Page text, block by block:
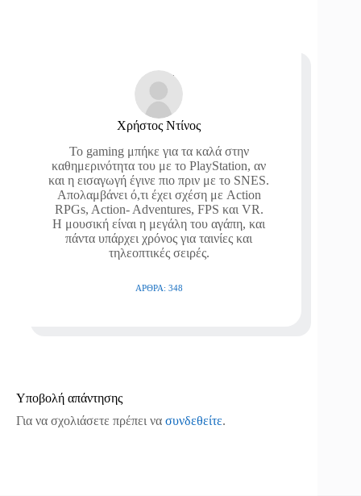
Χρήστος Ντίνος
Το gaming μπήκε για τα καλά στην
καθημερινότητα του με το PlayStation, αν
και η εισαγωγή έγινε πιο πριν με το SNES.
Απολαμβάνει ό,τι έχει σχέση με Action
RPGs, Action- Adventures, FPS και VR.
Η μουσική είναι η μεγάλη του αγάπη, και
πάντα υπάρχει χρόνος για ταινίες και
τηλεοπτικές σειρές.
ΆΡΘΡΑ: 348
Υποβολή απάντησης
Για να σχολιάσετε πρέπει να συνδεθείτε.